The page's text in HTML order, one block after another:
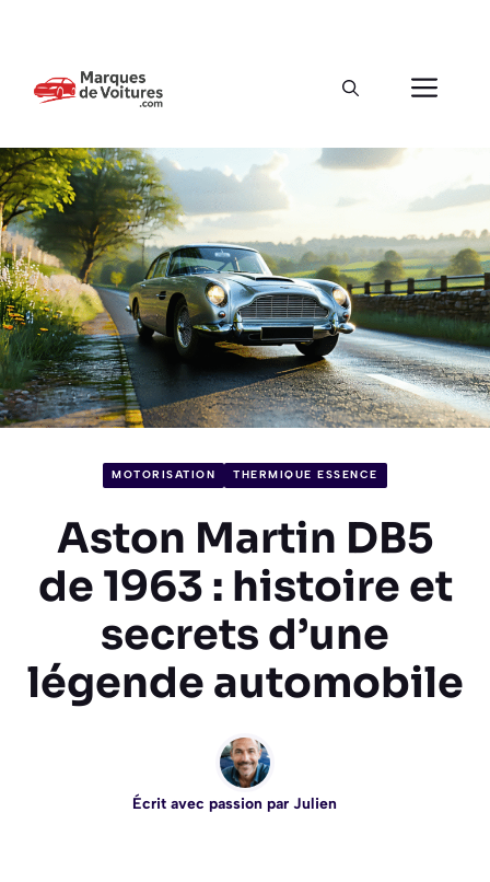
MOTORISATION THERMIQUE ESSENCE
Aston Martin DB5
de 1963 : histoire et
secrets d’une
légende automobile
Écrit avec passion par Julien